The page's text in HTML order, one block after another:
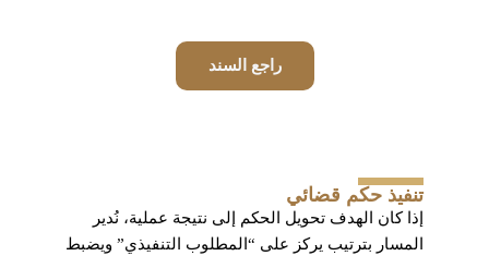
راجع السند
تنفيذ حكم قضائي
إذا كان الهدف تحويل الحكم إلى نتيجة عملية، نُدير
المسار بترتيب يركز على “المطلوب التنفيذي” ويضبط